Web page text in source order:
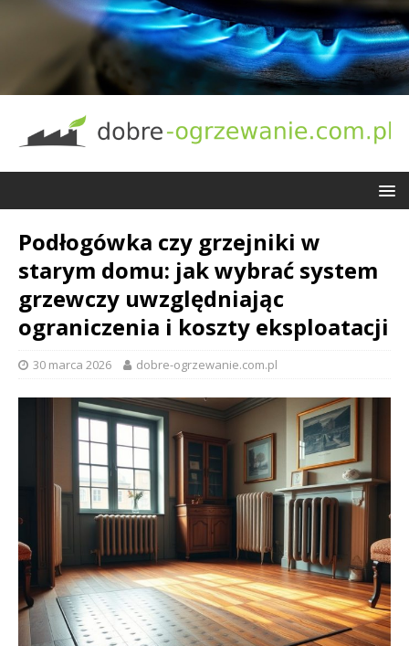
Podłogówka czy grzejniki w
starym domu: jak wybrać system
grzewczy uwzględniając
ograniczenia i koszty eksploatacji
30 marca 2026 dobre-ogrzewanie.com.pl